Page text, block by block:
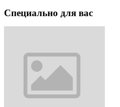
Специально для вас